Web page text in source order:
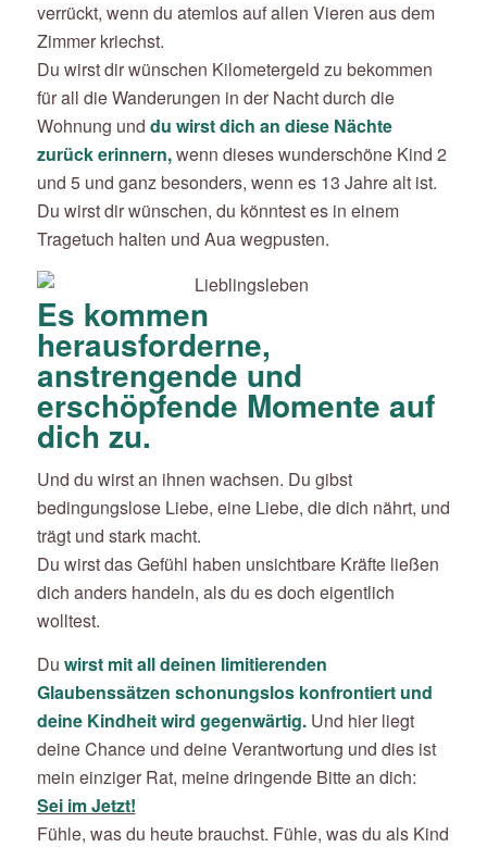
verrückt, wenn du atemlos auf allen Vieren aus dem
Zimmer kriechst.
Du wirst dir wünschen Kilometergeld zu bekommen
für all die Wanderungen in der Nacht durch die
Wohnung und du wirst dich an diese Nächte
zurück erinnern,wenn dieses wunderschöne Kind 2
und 5 und ganz besonders, wenn es 13 Jahre alt ist.
Du wirst dir wünschen, du könntest es in einem
Tragetuch halten und Aua wegpusten.
Es kommen
herausforderne,
anstrengende und
erschöpfende Momente auf
dich zu.
Und du wirst an ihnen wachsen. Du gibst
bedingungslose Liebe, eine Liebe, die dich nährt, und
trägt und stark macht.
Du wirst das Gefühl haben unsichtbare Kräfte ließen
dich anders handeln, als du es doch eigentlich
wolltest.
Du wirst mit all deinen limitierenden
Glaubenssätzen schonungslos konfrontiert und
deine Kindheit wird gegenwärtig.Und hier liegt
deine Chance und deine Verantwortung und dies ist
mein einziger Rat, meine dringende Bitte an dich:
Sei im Jetzt!
Fühle, was du heute brauchst. Fühle, was du als Kind